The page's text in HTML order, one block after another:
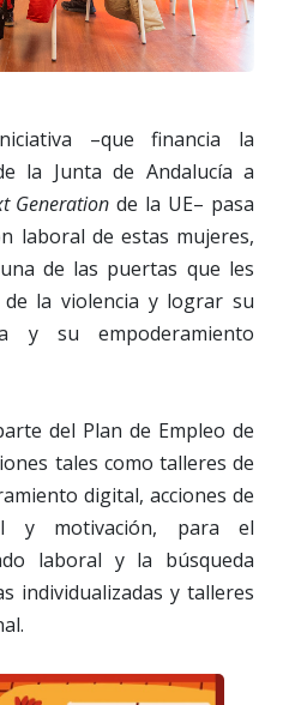
–que financia la
la Junta de Andalucía a
Generation de la UE– pasa
laboral de estas mujeres,
de las puertas que les
la violencia y lograr su
y su empoderamiento
del Plan de Empleo de
tales como talleres de
digital, acciones de
y motivación, para el
laboral y la búsqueda
individualizadas y talleres